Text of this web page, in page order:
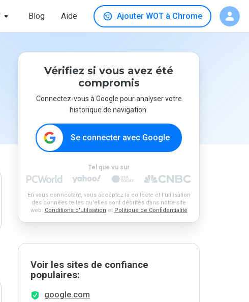
Blog Aide Ajouter WOT à Chrome
Vérifiez si vous avez été
compromis
Connectez-vous à Google pour analyser votre
historique de navigation.
Se connecter avec Google
Tel que vu sur
En vous connectant, vous acceptez la collecte et l'utilisation
des données telles qu'elles sont décrites dans notre site
web. Conditions d'utilisation et Politique de Confidentialité
Voir les sites de confiance
populaires:
google.com